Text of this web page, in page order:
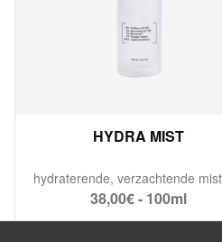
HYDRA MIST
38,00€ - 100ml